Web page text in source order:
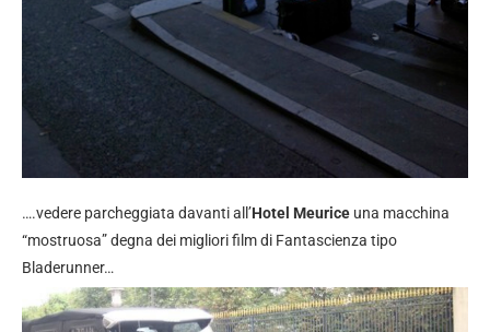
….vedere parcheggiata davanti all’Hotel Meurice una macchina
“mostruosa” degna dei migliori film di Fantascienza tipo
Bladerunner…